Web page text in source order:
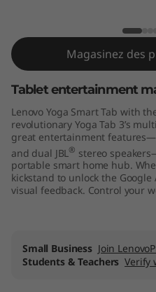
h
e
G
o
o
g
Magasinez des
Tablet entertainment
Lenovo Yoga Smart Tab with
revolutionary Yoga Tab 3’s
great entertainment
and dual JBL® stereo
portable smart home hub.
kickstand to unlock the
visual feedback. Control your
Small Business Join
Students & Teachers Verify